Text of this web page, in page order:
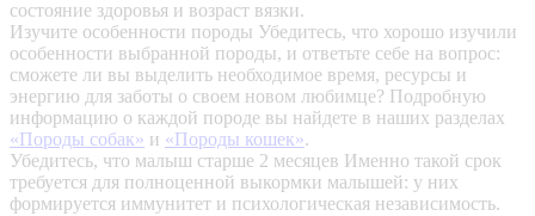
состояние здоровья и возраст вязки.
Изучите особенности породы Убедитесь, что хорошо изучили
особенности выбранной породы, и ответьте себе на вопрос:
сможете ли вы выделить необходимое время, ресурсы и
энергию для заботы о своем новом любимце? Подробную
информацию о каждой породе вы найдете в наших разделах
«Породы собак» и «Породы кошек».
Убедитесь, что малыш старше 2 месяцев Именно такой срок
требуется для полноценной выкормки малышей: у них
формируется иммунитет и психологическая независимость.